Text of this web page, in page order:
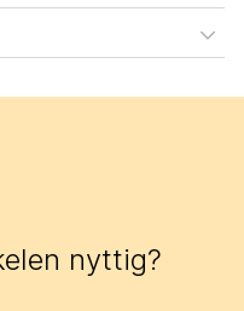
nyttig?